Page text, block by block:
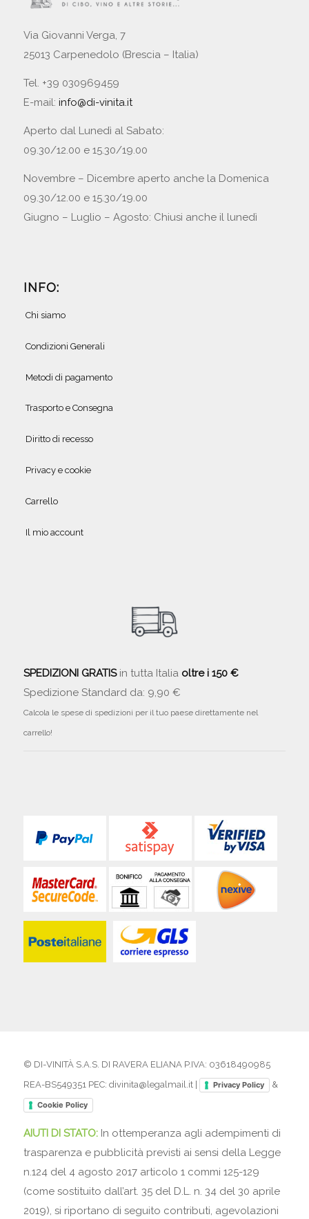
Via Giovanni Verga, 7
25013 Carpenedolo (Brescia – Italia)
Tel. +39 030969459
E-mail: info@di-vinita.it
Aperto dal Lunedì al Sabato:
09.30/12.00 e 15.30/19.00
Novembre – Dicembre aperto anche la Domenica
09.30/12.00 e 15.30/19.00
Giugno – Luglio – Agosto: Chiusi anche il lunedì
INFO:
Chi siamo
Condizioni Generali
Metodi di pagamento
Trasporto e Consegna
Diritto di recesso
Privacy e cookie
Carrello
Il mio account
SPEDIZIONI GRATISin tutta Italia oltre i 150 €
Spedizione Standard da: 9,90 €
Calcola le spese di spedizioni per il tuo paese direttamente nel
carrello!
© DI-VINITÀ S.A.S. DI RAVERA ELIANA P.IVA: 03618490985
REA-BS549351 PEC: divinita@legalmail.it |
Privacy Policy &
Cookie Policy
AIUTI DI STATO: In ottemperanza agli adempimenti di
trasparenza e pubblicità previsti ai sensi della Legge
n.124 del 4 agosto 2017 articolo 1 commi 125-129
(come sostituito dall’art. 35 del D.L. n. 34 del 30 aprile
2019), si riportano di seguito contributi, agevolazioni